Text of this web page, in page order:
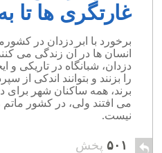
غارتگری ها تا
برخورد با ابر دزدان در
انسان ها در آن زندگی می
دزدان، شبانگاه در تاریکی و
را بزنند و بتوانند اندکی از
برند، همه ساکنان شهر برای
می افتند ولی، در کشور ماتم
نیست.
۵۰۱ پخش